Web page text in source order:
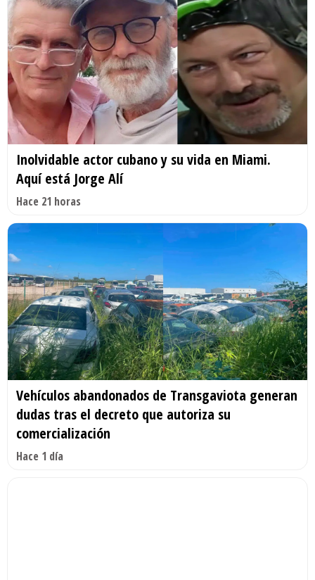
Inolvidable actor cubano y su vida en Miami.
Aquí está Jorge Alí
Hace 21 horas
Vehículos abandonados de Transgaviota generan
dudas tras el decreto que autoriza su
comercialización
Hace 1 día